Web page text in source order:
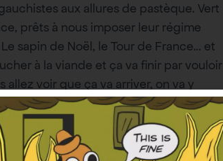
aux allures de pastèque. Vert
prêts à nous imposer leur régime
sapin de Noël, le Tour de France… et
à la viande et ça va finir par vouloir
allez voir que ça va arriver, on va y
leur dictature de la bienséance,
toute l’année, si j’ai envie de